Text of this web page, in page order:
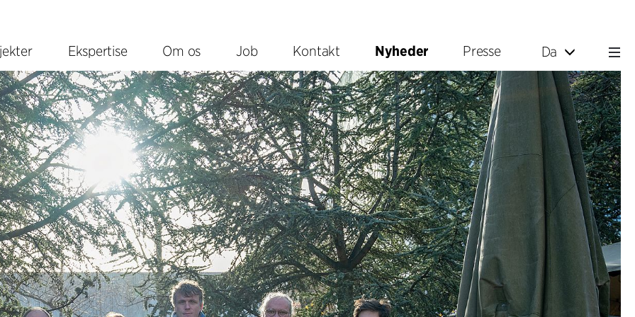
Ekspertise Om os Job Kontakt Nyheder Presse Da